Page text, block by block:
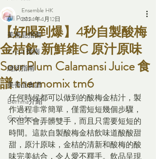
All Posts
美善品指南
Cricut 指南
縫紉指南
美善品食譜
Bernina介紹
Cookidoo
【好喝到爆】4秒自製酸梅
金桔飲 新鮮維C 原汁原味
Sour Plum Calamansi Juice 食
譜 thermomix tm6
Ensemble HK
2024年4月12日
任何時候都可以做到的酸梅金桔汁，製
作過程非常簡單，僅需短短幾個步驟，
不但不會弄髒雙手，而且只需要短短的
時間。這款自製酸梅金桔飲味道酸酸甜
甜，原汁原味，金桔的清新和酸梅的酸
味完美結合，令人愛不釋手。飲品呈現